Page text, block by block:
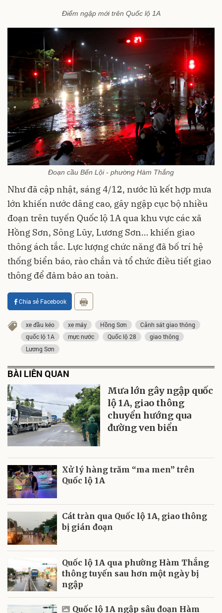
Điểm ngập mới trên Quốc lộ 1A
Đoạn cầu Bến Lội - phường Hàm Thắng
Như đã cập nhật, sáng 4/12, nước lũ kết hợp mưa
lớn khiến nước dâng cao, gây ngập cục bộ nhiều
đoạn trên tuyến Quốc lộ 1A qua khu vực các xã
Hồng Sơn, Sông Lũy, Lương Sơn… khiến giao
thông ách tắc. Lực lượng chức năng đã bố trí hệ
thống biển báo, rào chắn và tổ chức điều tiết giao
thông để đảm bảo an toàn.
Chia sẻ Facebook
xe đầu kéo xe máy Hồng Sơn
Cảnh sát giao thông
quốc lộ 1A
mực nước Quốc lộ 28
giao thông
Lương Sơn
BÀI LIÊN QUAN
Mưa lớn gây ngập quốc
lộ 1A, giao thông
chuyển hướng qua
đường ven biển
Xử lý hàng trăm “ma men” trên
Quốc lộ 1A
Cát tràn qua Quốc lộ 1A, giao thông
bị gián đoạn
Quốc lộ 1A qua phường Hàm Thắng
thông tuyến sau hơn một ngày bị
ngập
Quốc lộ 1A ngập sâu đoạn Hàm